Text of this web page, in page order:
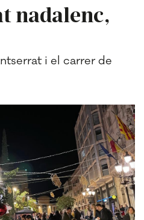
nadalenc,
i el carrer de